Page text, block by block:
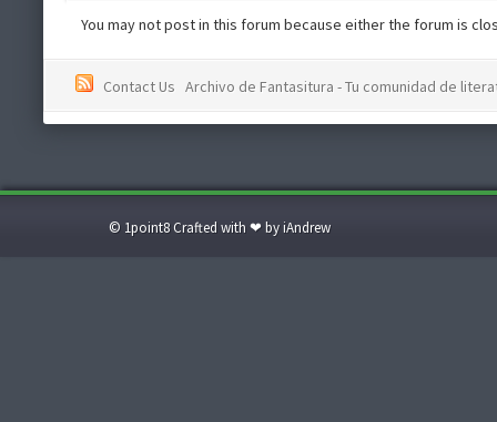
You may not post in this forum because either the forum is
Contact Us Archivo de Fantasitura - Tu comunidad de
© 1point8 Crafted with ❤ by iAndrew